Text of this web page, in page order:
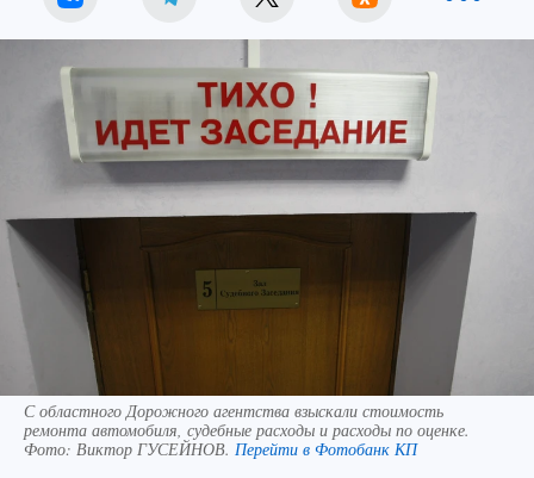
С областного Дорожного агентства взыскали стоимость
ремонта автомобиля, судебные расходы и расходы по оценке.
Фото: Виктор ГУСЕЙНОВ. Перейти в Фотобанк КП